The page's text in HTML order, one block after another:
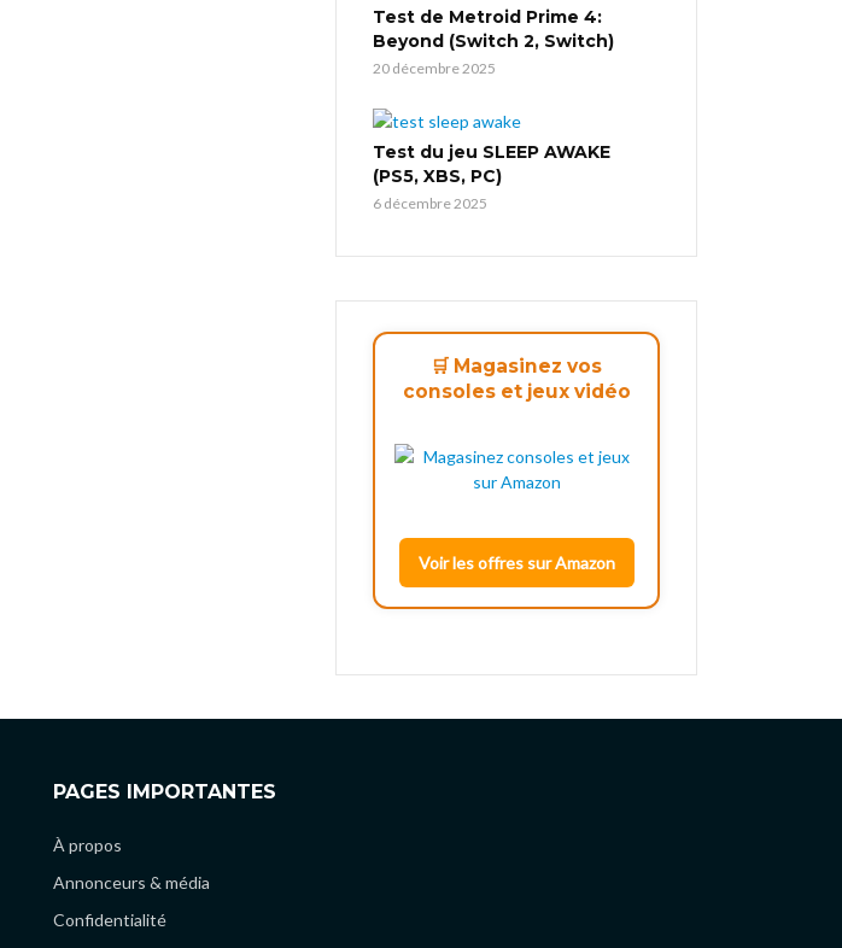
Test de Metroid Prime 4:
Beyond (Switch 2, Switch)
20 décembre 2025
Test du jeu SLEEP AWAKE
(PS5, XBS, PC)
6 décembre 2025
🛒 Magasinez vos
consoles et jeux vidéo
Voir les offres sur Amazon
PAGES IMPORTANTES
À propos
Annonceurs & média
Confidentialité